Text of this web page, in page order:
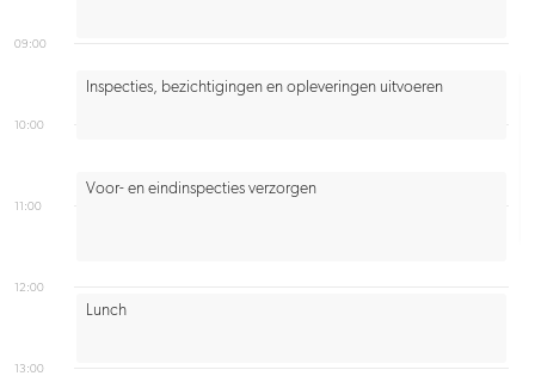
09:00
10:00
11:00
12:00
13:00
Inspecties, bezichtigingen en opleveringen uitvoeren
Lunch
Voor- en eindinspecties verzorgen